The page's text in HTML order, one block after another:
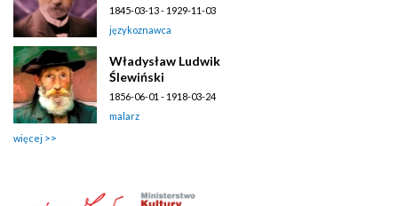
1845-03-13 - 1929-11-03
językoznawca
Władysław Ludwik
Ślewiński
1856-06-01 - 1918-03-24
malarz
więcej